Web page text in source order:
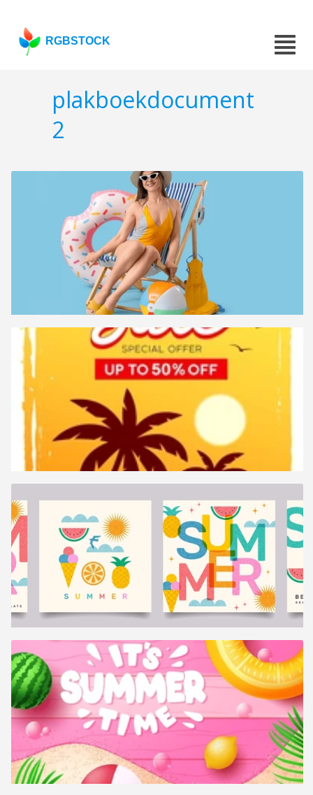
RGBSTOCK
plakboekdocument
2